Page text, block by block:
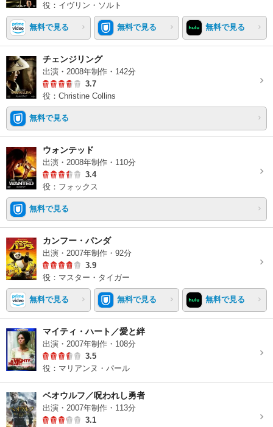
役：イヴリン・ソルト
無料で見る 無料で見る 無料で見る
チェンジリング
出演・2008年制作・142分
3.7
役：Christine Collins
無料で見る
ウォンテッド
出演・2008年制作・110分
3.4
役：フォックス
無料で見る
カンフー・パンダ
出演・2007年制作・92分
3.9
役：マスター・タイガー
無料で見る 無料で見る 無料で見る
マイティ・ハート／愛と絆
出演・2007年制作・108分
3.5
役：マリアンヌ・パール
ベオウルフ／呪われし勇者
出演・2007年制作・113分
3.1